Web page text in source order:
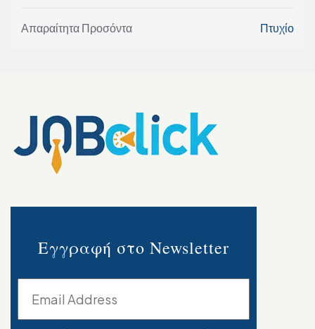
Απαραίτητα Προσόντα Πτυχίο
Εγγραφή στο Newsletter